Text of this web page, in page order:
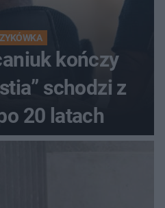
kończy
schodzi z
20 latach